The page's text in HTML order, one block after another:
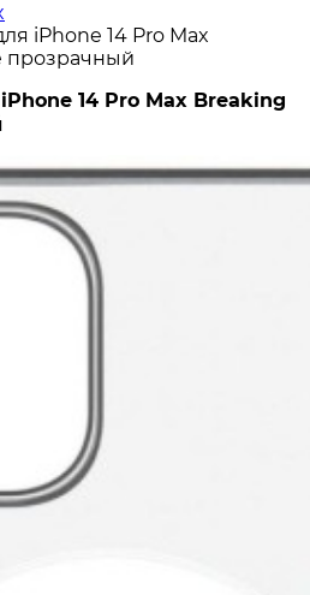
iPhone 14 Pro Max
прозрачный
14 Pro Max Breaking